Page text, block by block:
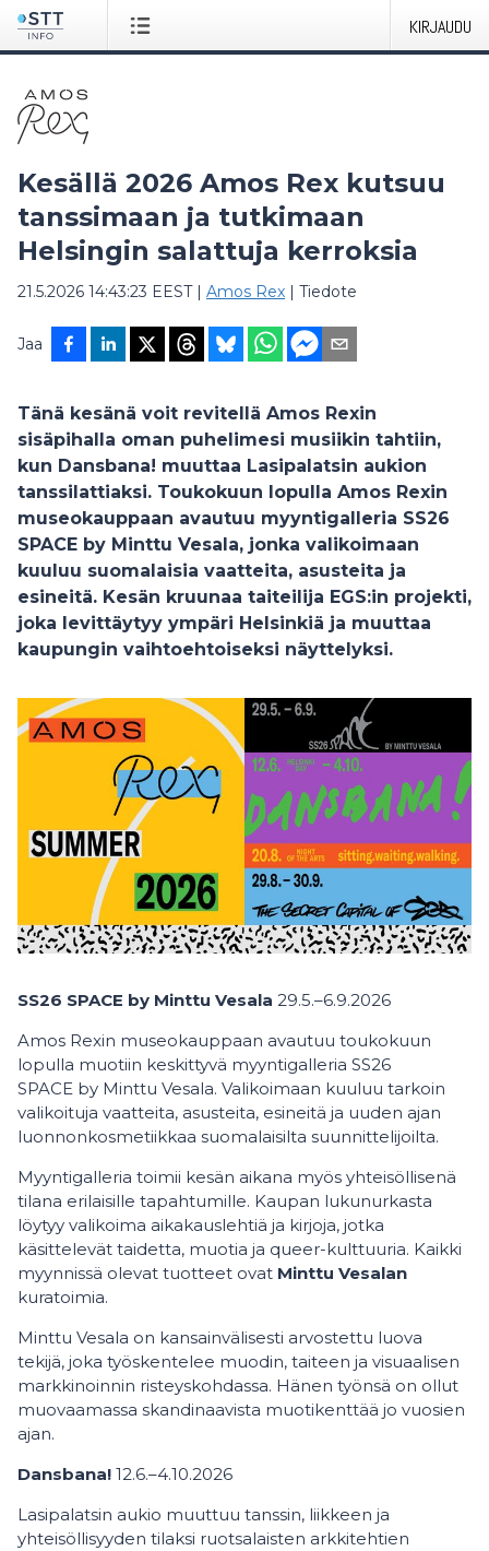
KIRJAUDU
Kesällä 2026 Amos Rex kutsuu
tanssimaan ja tutkimaan
Helsingin salattuja kerroksia
21.5.2026 14:43:23 EEST| Amos Rex | Tiedote
Jaa
Tänä kesänä voit revitellä Amos Rexin
sisäpihalla oman puhelimesi musiikin tahtiin,
kun Dansbana! muuttaa Lasipalatsin aukion
tanssilattiaksi. Toukokuun lopulla Amos Rexin
museokauppaan avautuu myyntigalleria SS26
SPACE by Minttu Vesala, jonka valikoimaan
kuuluu suomalaisia vaatteita, asusteita ja
esineitä. Kesän kruunaa taiteilija EGS:in projekti,
joka levittäytyy ympäri Helsinkiä ja muuttaa
kaupungin vaihtoehtoiseksi näyttelyksi.
SS26 SPACE by Minttu Vesala 29.5.–6.9.2026
Amos Rexin museokauppaan avautuu toukokuun
lopulla muotiin keskittyvä myyntigalleria SS26
SPACE by Minttu Vesala. Valikoimaan kuuluu tarkoin
valikoituja vaatteita, asusteita, esineitä ja uuden ajan
luonnonkosmetiikkaa suomalaisilta suunnittelijoilta.
Myyntigalleria toimii kesän aikana myös yhteisöllisenä
tilana erilaisille tapahtumille. Kaupan lukunurkasta
löytyy valikoima aikakauslehtiä ja kirjoja, jotka
käsittelevät taidetta, muotia ja queer-kulttuuria. Kaikki
myynnissä olevat tuotteet ovat Minttu Vesalan
kuratoimia.
Minttu Vesala on kansainvälisesti arvostettu luova
tekijä, joka työskentelee muodin, taiteen ja visuaalisen
markkinoinnin risteyskohdassa. Hänen työnsä on ollut
muovaamassa skandinaavista muotikenttää jo vuosien
ajan.
Dansbana! 12.6.–4.10.2026
Lasipalatsin aukio muuttuu tanssin, liikkeen ja
yhteisöllisyyden tilaksi ruotsalaisten arkkitehtien